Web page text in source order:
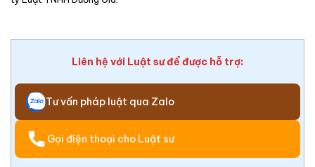
Liên hệ với Luật sư để được hỗ trợ:
Tư vấn pháp luật qua Zalo
Gọi điện thoại cho Luật sư